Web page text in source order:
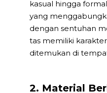
kasual hingga
yang
dengan sentuhan
tas memiliki
ditemukan di
2. Material